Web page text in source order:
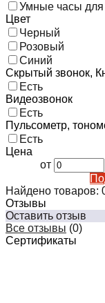
Умные часы
Цвет
Черный
Розовый
Синий
Скрытый звонок,
Есть
Видеозвонок
Есть
Пульсометр,
Есть
Цена
от
Найдено товаров:
Отзывы
Оставить отзыв
Все отзывы (0)
Сертификаты